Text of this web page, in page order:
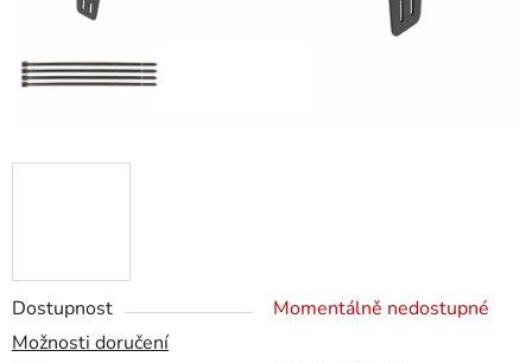
Dostupnost
Momentálně nedostupné
Možnosti doručení